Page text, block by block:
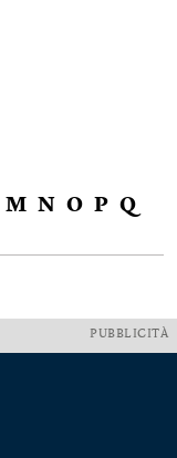
M N O P Q
PUBBLICITÀ